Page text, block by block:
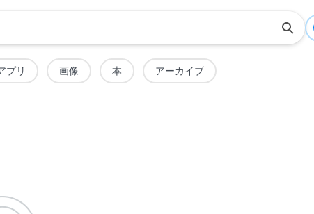
プリ 画像 本 アーカイブ